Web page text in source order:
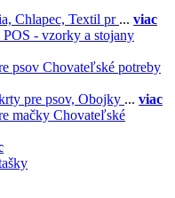
Chlapec, Textil pr ... viac
POS - vzorky a stojany
Chovateľské potreby
pre psov, Obojky ... viac
Chovateľské